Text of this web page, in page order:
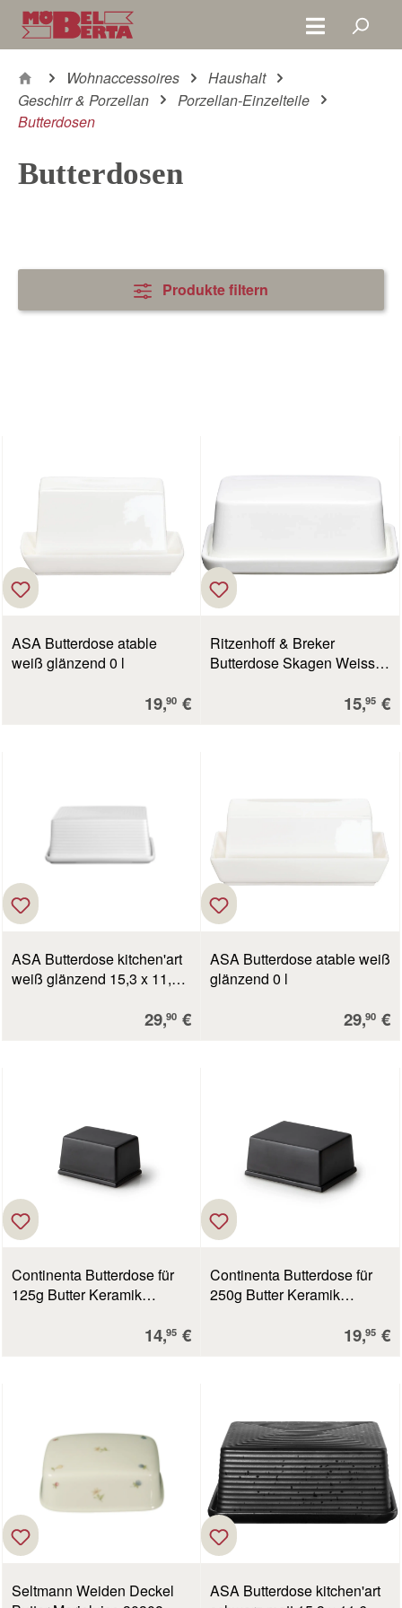
Zum Hauptinhalt springen
Wohnaccessoires
Haushalt
Geschirr & Porzellan
Porzellan-Einzelteile
Butterdosen
Butterdosen
Produkte filtern
ASA Butterdose atable
weiß glänzend 0 l
Verkaufspreis:
19,90 €
Ritzenhoff & Breker
Butterdose Skagen Weiss
15,95 €
ASA Butterdose kitchen'art
weiß glänzend 15,3 x 11,6
Verkaufspreis:
29,90 €
ASA Butterdose atable weiß
glänzend 0 l
29,90 €
Continenta Butterdose für
125g Butter Keramik
Verkaufspreis:
14,95 €
Continenta Butterdose für
250g Butter Keramik
19,95 €
Seltmann Weiden Deckel
ASA Butterdose kitchen'art